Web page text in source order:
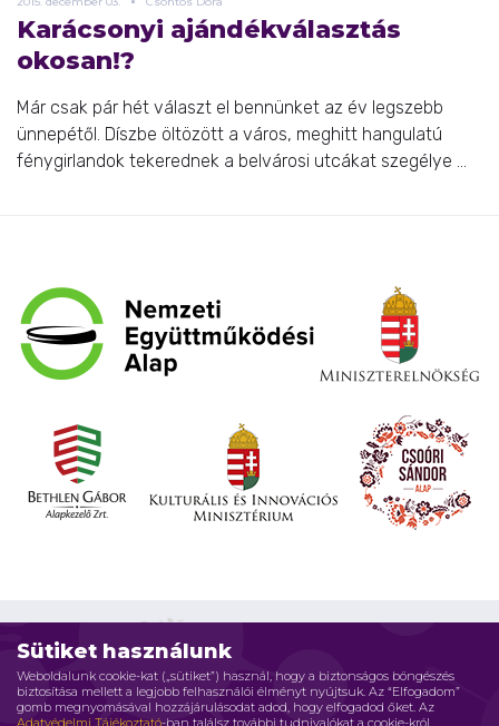
Sütiket használunk
Weboldalunk cookie-kat („sütiket”) használ, hogy a biztonságos böngészés
biztosítása mellett a legjobb felhasználói élményt nyújtsuk. Az “Elfogadom”
gomb megnyomásával hozzájárulásodat adod, hogy elfogadod őket. Az
Adatvédelmi Tájékoztató-ban találsz további tudnivalókat a cookie-król.
Karácsonyi ajándékválasztás
okosan!?
Már csak pár hét választ el bennünket az év legszebb
ünnepétől. Díszbe öltözött a város, meghitt hangulatú
fénygirlandok tekerednek a belvárosi utcákat szegélye ...
Impresszum Adatvédelmi elvek Jogi nyilatkozat